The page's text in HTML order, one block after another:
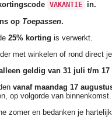
D.B.M.
voor meer informatie
- Haven te Veere (Zeeland)
Nieuw circa 1900-1920.
D.B.M.
VAKANTIE
in.
op Toepassen.
25% korting is verwerkt.
met winkelen of rond direct
geldig van 31 juli t/m 17
vanaf maandag 17
op volgorde van binnenkomst.
zomer en bedanken je